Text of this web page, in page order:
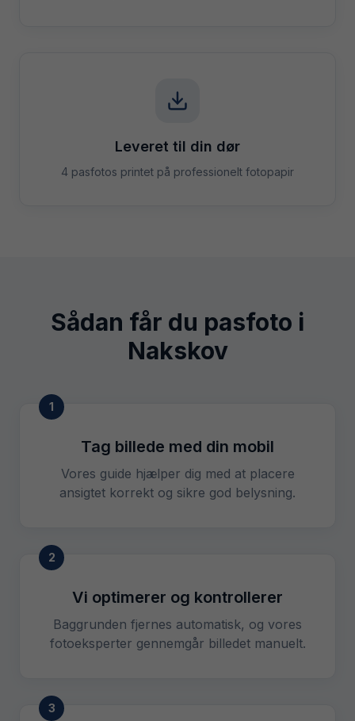
Leveret til din dør
4 pasfotos printet på professionelt fotopapir
Sådan får du pasfoto i
Nakskov
1
Tag billede med din mobil
Vores guide hjælper dig med at placere
ansigtet korrekt og sikre god belysning.
2
Vi optimerer og kontrollerer
Baggrunden fjernes automatisk, og vores
fotoeksperter gennemgår billedet manuelt.
3